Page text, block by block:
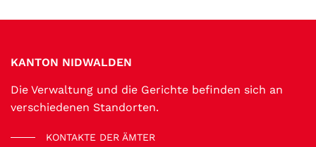
KANTON NIDWALDEN
Die Verwaltung und die Gerichte befinden sich an
verschiedenen Standorten.
KONTAKTE DER ÄMTER